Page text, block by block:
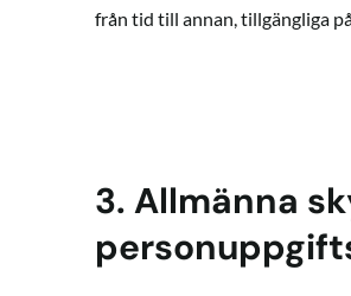
från tid till annan, tillgängliga
3. Allmänna